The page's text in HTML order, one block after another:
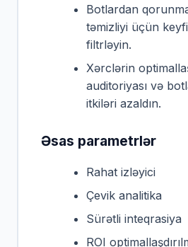
Botlardan
təmizliyi üçün
filtrləyin.
Xərclərin
auditoriyası və
itkiləri azaldın.
Əsas parametrlər
Rahat izləyici
Çevik analitika
Sürətli inteqrasiya
ROI